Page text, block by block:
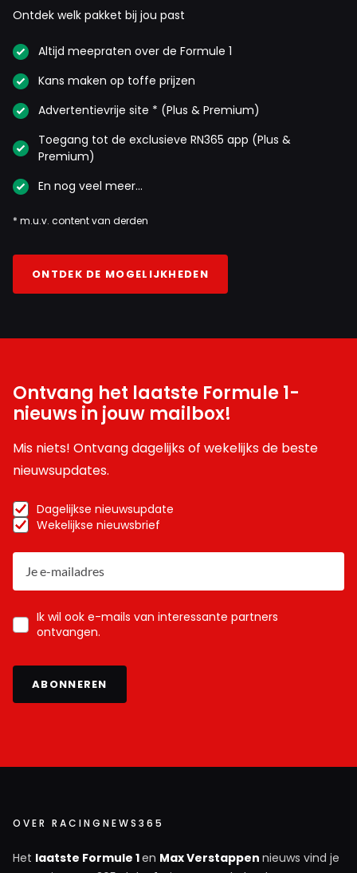
Ontdek welk pakket bij jou past
Altijd meepraten over de Formule 1
Kans maken op toffe prijzen
Advertentievrije site * (Plus & Premium)
Toegang tot de exclusieve RN365 app (Plus &
Premium)
En nog veel meer…
* m.u.v. content van derden
ONTDEK DE MOGELIJKHEDEN
Ontvang het laatste Formule 1-
nieuws in jouw mailbox!
Mis niets! Ontvang dagelijks of wekelijks de beste
nieuwsupdates.
Dagelijkse nieuwsupdate
Wekelijkse nieuwsbrief
Ik wil ook e-mails van interessante partners
ontvangen.
ABONNEREN
OVER RACINGNEWS365
Het laatste Formule 1en Max Verstappen nieuws vind je